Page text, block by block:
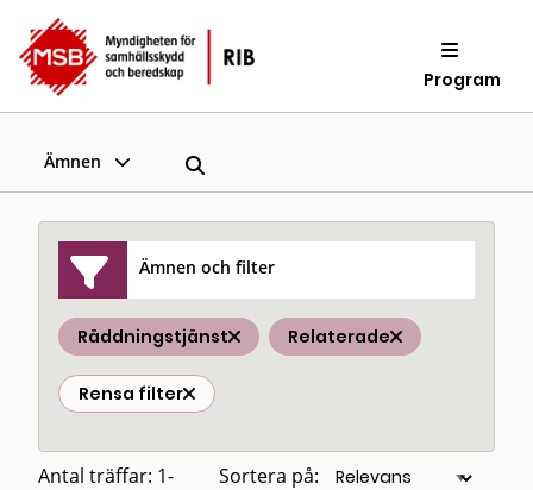
Program
Ämnen
Ämnen och filter
Räddningstjänst Relaterade
Rensa filter
Antal träffar: 1-
Sortera på: